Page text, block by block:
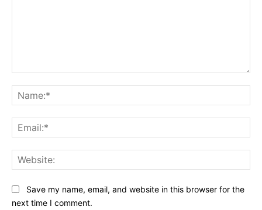
Save my name, email, and website in this browser for the
next time I comment.